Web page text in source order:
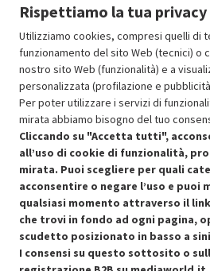
Aggiungi al
SCONTO
Approfitta dello sconto del 30% sul
Condizioni generali di vendita
Cookie Policy
Rispettiamo la tua privacy
Utilizziamo cookies, compresi quelli di
funzionamento del sito Web (tecnici) o
nostro sito Web (funzionalità) e a
personalizzata (profilazione e
Per poter utilizzare i servizi di
mirata abbiamo bisogno del tuo
Cliccando su "Accetta tutti",
all’uso di cookie di funzionalità,
mirata. Puoi scegliere per quali
acconsentire o negare l’uso e puoi
qualsiasi momento attraverso il
che trovi in fondo ad ogni pagina,
scudetto posizionato in basso a
I consensi su questo sottosito o